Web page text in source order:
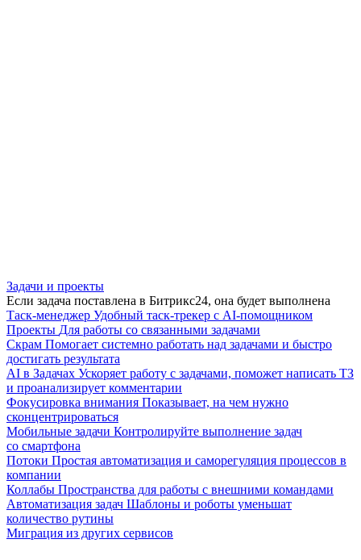
Задачи и проекты
Если задача поставлена в Битрикс24, она будет выполнена
Таск-менеджер Удобный таск-трекер с AI-помощником
Проекты Для работы со связанными задачами
Скрам Помогает системно работать над задачами и быстро
достигать результата
AI в Задачах Ускоряет работу с задачами, поможет написать ТЗ
и проанализирует комментарии
Фокусировка внимания Показывает, на чем нужно
сконцентрироваться
Мобильные задачи Контролируйте выполнение задач
со смартфона
Потоки Простая автоматизация и саморегуляция процессов в
компании
Коллабы Пространства для работы с внешними командами
Автоматизация задач Шаблоны и роботы уменьшат
количество рутины
Миграция из других сервисов